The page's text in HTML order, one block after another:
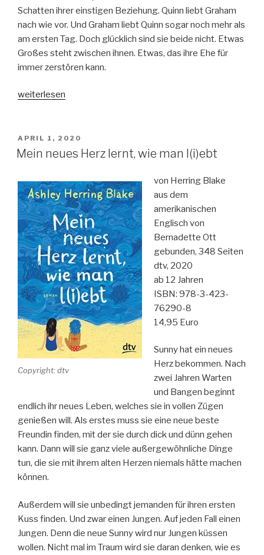
Schatten ihrer einstigen Beziehung. Quinn liebt Graham
nach wie vor. Und Graham liebt Quinn sogar noch mehr als
am ersten Tag. Doch glücklich sind sie beide nicht. Etwas
Großes steht zwischen ihnen. Etwas, das ihre Ehe für
immer zerstören kann.
„Was
weiterlesen
VERÖFFENTLICHT
AM
APRIL 1, 2020
Mein neues Herz lernt, wie man l(i)ebt
Copyright: dtv
von Herring Blake
aus dem
amerikanischen
Englisch von
Bernadette Ott
gebunden, 348 Seiten
dtv, 2020
ab 12 Jahren
ISBN: 978-3-423-
76290-8
14,95 Euro
Sunny hat ein neues
Herz bekommen. Nach
zwei Jahren Warten
und Bangen beginnt
endlich ihr neues Leben, welches sie in vollen Zügen
genießen will. Als erstes muss sie eine neue beste
Freundin finden, mit der sie durch dick und dünn gehen
kann. Dann will sie ganz viele außergewöhnliche Dinge
tun, die sie mit ihrem alten Herzen niemals hätte machen
können.
Außerdem will sie unbedingt jemanden für ihren ersten
Kuss finden. Und zwar einen Jungen. Auf jeden Fall einen
Jungen. Denn die neue Sunny wird nur Jungen küssen
wollen. Nicht mal im Traum wird sie daran denken, wie es